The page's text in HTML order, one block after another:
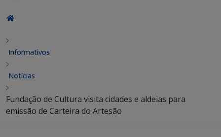
Informativos
Notícias
Fundação de Cultura visita cidades e aldeias para
emissão de Carteira do Artesão